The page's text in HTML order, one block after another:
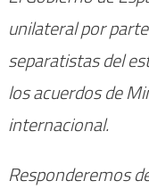
unilateral por
separatistas del
los acuerdos de
internacional.
Responderemos